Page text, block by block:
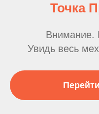
Точка
Внимание.
Увидь весь